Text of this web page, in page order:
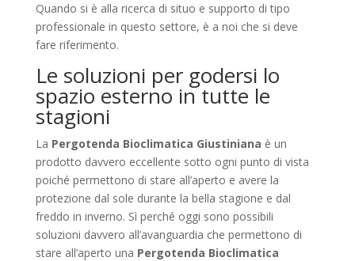
Quando si è alla ricerca di situo e supporto di tipo
professionale in questo settore, è a noi che si deve
fare riferimento.
Le soluzioni per godersi lo
spazio esterno in tutte le
stagioni
La Pergotenda Bioclimatica Giustiniana è un
prodotto davvero eccellente sotto ogni punto di vista
poiché permettono di stare all’aperto e avere la
protezione dal sole durante la bella stagione e dal
freddo in inverno. Sì perché oggi sono possibili
soluzioni davvero all’avanguardia che permettono di
stare all’aperto una Pergotenda Bioclimatica